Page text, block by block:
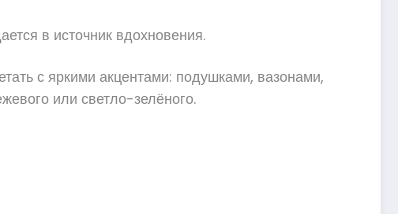
в источник вдохновения.
с яркими акцентами: подушками, вазонами,
или светло-зелёного.